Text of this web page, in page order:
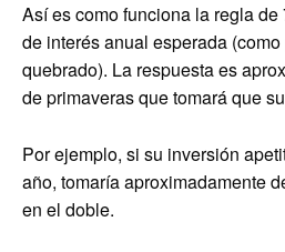
Así es como funciona la regla
de interés anual esperada
quebrado). La respuesta es
de primaveras que tomará que
Por ejemplo, si su inversión
año, tomaría aproximadamente
en el doble.